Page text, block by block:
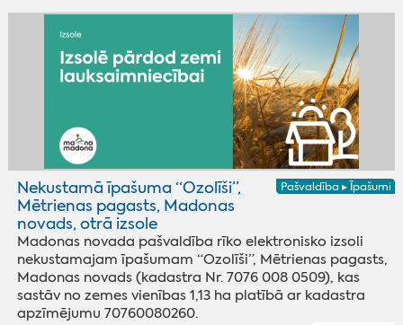
Pašvaldība ▸ Īpašumi
Nekustamā īpašuma “Ozolīši”,
Mētrienas pagasts, Madonas
novads, otrā izsole
Madonas novada pašvaldība rīko elektronisko izsoli
nekustamajam īpašumam “Ozolīši”, Mētrienas pagasts,
Madonas novads (kadastra Nr. 7076 008 0509), kas
sastāv no zemes vienības 1,13 ha platībā ar kadastra
apzīmējumu 70760080260.